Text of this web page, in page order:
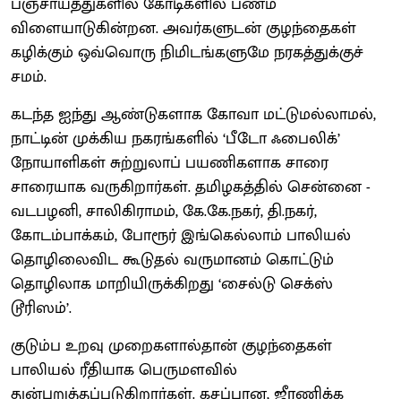
விளையாடுகின்றன. அவர்களுடன் குழந்தைகள்
கழிக்கும் ஒவ்வொரு நிமிடங்களுமே நரகத்துக்குச்
சமம்.
கடந்த ஐந்து ஆண்டுகளாக கோவா மட்டுமல்லாமல்,
நாட்டின் முக்கிய நகரங்களில் ‘பீடோ ஃபைலிக்’
நோயாளிகள் சுற்றுலாப் பயணிகளாக சாரை
சாரையாக வருகிறார்கள். தமிழகத்தில் சென்னை -
வடபழனி, சாலிகிராமம், கே.கே.நகர், தி.நகர்,
கோடம்பாக்கம், போரூர் இங்கெல்லாம் பாலியல்
தொழிலைவிட கூடுதல் வருமானம் கொட்டும்
தொழிலாக மாறியிருக்கிறது ‘சைல்டு செக்ஸ்
டூரிஸம்’.
குடும்ப உறவு முறைகளால்தான் குழந்தைகள்
பாலியல் ரீதியாக பெருமளவில்